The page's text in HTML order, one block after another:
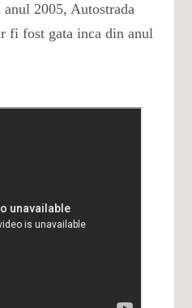
2005, Autostrada
fi fost gata inca din anul